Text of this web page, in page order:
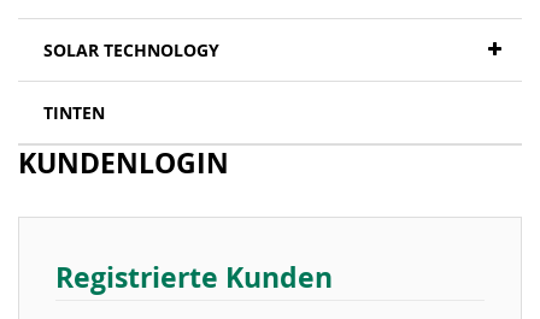
SOLAR TECHNOLOGY
TINTEN
KUNDENLOGIN
Registrierte Kunden